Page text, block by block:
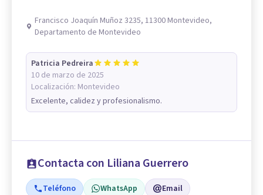
Francisco Joaquín Muñoz 3235, 11300 Montevideo,
Departamento de Montevideo
Patricia Pedreira
10 de marzo de 2025
Localización: Montevideo
Excelente, calidez y profesionalismo.
Contacta con Liliana Guerrero
Teléfono WhatsApp Email